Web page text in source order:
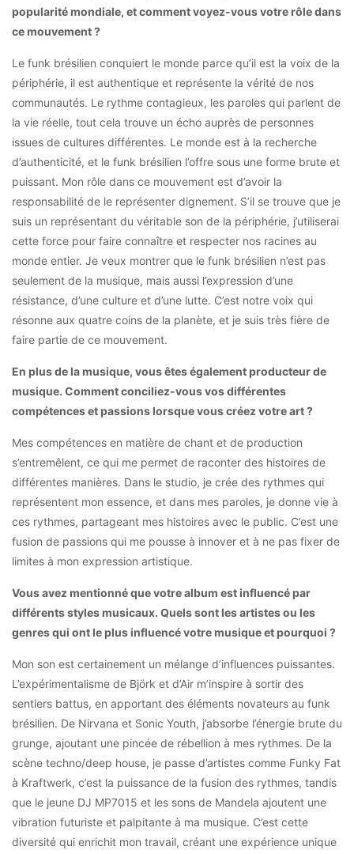
popularité mondiale, et comment voyez-vous votre rôle dans
ce mouvement ?
Le funk brésilien conquiert le monde parce qu’il est la voix de la
périphérie, il est authentique et représente la vérité de nos
communautés. Le rythme contagieux, les paroles qui parlent de
la vie réelle, tout cela trouve un écho auprès de personnes
issues de cultures différentes. Le monde est à la recherche
d’authenticité, et le funk brésilien l’offre sous une forme brute et
puissant. Mon rôle dans ce mouvement est d’avoir la
responsabilité de le représenter dignement. S’il se trouve que je
suis un représentant du véritable son de la périphérie, j’utiliserai
cette force pour faire connaître et respecter nos racines au
monde entier. Je veux montrer que le funk brésilien n’est pas
seulement de la musique, mais aussi l’expression d’une
résistance, d’une culture et d’une lutte. C’est notre voix qui
résonne aux quatre coins de la planète, et je suis très fière de
faire partie de ce mouvement.
En plus de la musique, vous êtes également producteur de
musique. Comment conciliez-vous vos différentes
compétences et passions lorsque vous créez votre art ?
Mes compétences en matière de chant et de production
s’entremêlent, ce qui me permet de raconter des histoires de
différentes manières. Dans le studio, je crée des rythmes qui
représentent mon essence, et dans mes paroles, je donne vie à
ces rythmes, partageant mes histoires avec le public. C’est une
fusion de passions qui me pousse à innover et à ne pas fixer de
limites à mon expression artistique.
Vous avez mentionné que votre album est influencé par
différents styles musicaux. Quels sont les artistes ou les
genres qui ont le plus influencé votre musique et pourquoi ?
Mon son est certainement un mélange d’influences puissantes.
L’expérimentalisme de Björk et d’Air m’inspire à sortir des
sentiers battus, en apportant des éléments novateurs au funk
brésilien. De Nirvana et Sonic Youth, j’absorbe l’énergie brute du
grunge, ajoutant une pincée de rébellion à mes rythmes. De la
scène techno/deep house, je passe d’artistes comme Funky Fat
à Kraftwerk, c’est la puissance de la fusion des rythmes, tandis
que le jeune DJ MP7015 et les sons de Mandela ajoutent une
vibration futuriste et palpitante à ma musique. C’est cette
diversité qui enrichit mon travail, créant une expérience unique